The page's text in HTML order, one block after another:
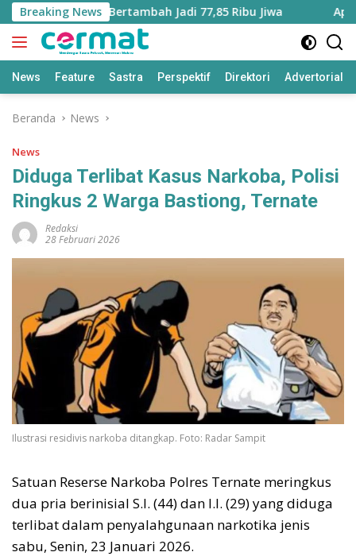
Langsung
ke
konten
Breaking News
Utara Bertambah Jadi 77,85 Ribu Jiwa
News Feature Sastra Perspektif Direktori Advertorial
Beranda News
News
Diduga Terlibat Kasus Narkoba, Polisi
Ringkus 2 Warga Bastiong, Ternate
Redaksi
28 Februari 2026
Ilustrasi residivis narkoba ditangkap. Foto: Radar Sampit
Satuan Reserse Narkoba Polres Ternate meringkus
dua pria berinisial S.I. (44) dan I.I. (29) yang diduga
terlibat dalam penyalahgunaan narkotika jenis
sabu, Senin, 23 Januari 2026.